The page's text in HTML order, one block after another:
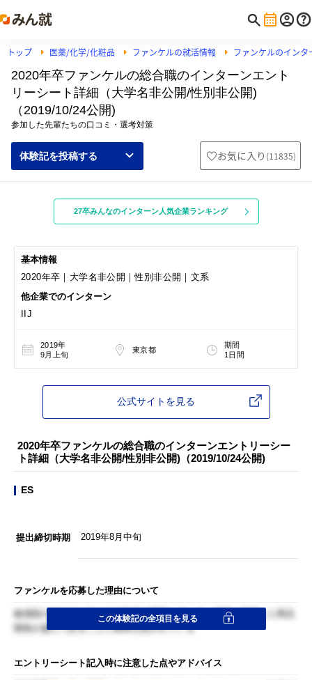
トップ 医薬/化学/化粧品 ファンケルの就活情報 ファンケルのインタ
2020年卒ファンケルの総合職のインターンエント
リーシート詳細（大学名非公開/性別非公開)
（2019/10/24公開)
参加した先輩たちの口コミ・選考対策
体験記を投稿する お気に入り (11835)
27卒みんなのインターン人気企業ランキング
基本情報
2020年卒｜大学名非公開｜性別非公開｜文系
他企業でのインターン
IIJ
2019年
9月上旬
東京都
期間
1日間
公式サイトを見る
2020年卒ファンケルの総合職のインターンエントリーシー
ト詳細（大学名非公開/性別非公開)（2019/10/24公開)
ES
提出締切時期 2019年8月中旬
ファンケルを応募した理由について
敏感肌の自分でも使える化粧品を開発していて、健康に留意した商品
開発が盛んであることに興味を惹かれている
この体験記の全項目を見る
エントリーシート記入時に注意した点やアドバイス